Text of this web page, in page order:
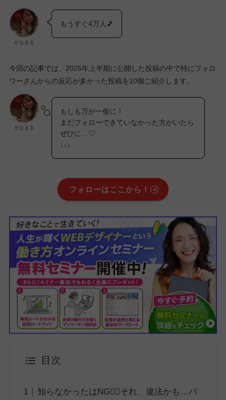
かなまる
もうすぐ4万人🎵
今回の記事では、2025年上半期に公開した投稿の中で特にフォロ
ワーさんからの反応が多かった投稿を10個ご紹介します。
かなまる
もしも万が一仮に！
まだフォローできていなかった方がいたら
ぜひに…♡
↓↓↓
フォローはここから！
目次
知らなかったはNG🙅‍♀️それ、違法かも…パ